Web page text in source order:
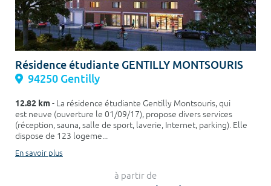
Résidence étudiante GENTILLY MONTSOURIS
94250 Gentilly
12.82 km- La résidence étudiante Gentilly Montsouris, qui
est neuve (ouverture le 01/09/17), propose divers services
(réception, sauna, salle de sport, laverie, Internet, parking). Elle
dispose de 123 logeme...
En savoir plus
à partir de